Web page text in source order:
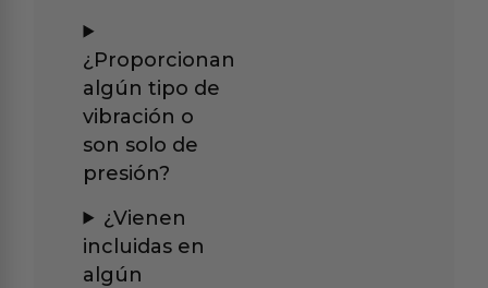
¿Proporcionan
algún tipo de
vibración o
son solo de
presión?
¿Vienen
incluidas en
algún